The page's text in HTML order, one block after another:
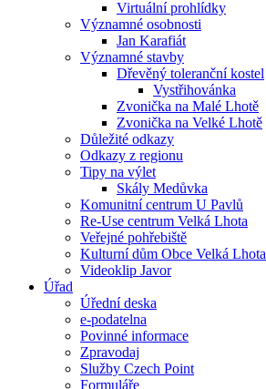
Virtuální prohlídky
Významné osobnosti
Jan Karafiát
Významné stavby
Dřevěný toleranční kostel
Vystřihovánka
Zvonička na Malé Lhotě
Zvonička na Velké Lhotě
Důležité odkazy
Odkazy z regionu
Tipy na výlet
Skály Medůvka
Komunitní centrum U Pavlů
Re-Use centrum Velká Lhota
Veřejné pohřebiště
Kulturní dům Obce Velká Lhota
Videoklip Javor
Úřad
Úřední deska
e-podatelna
Povinné informace
Zpravodaj
Služby Czech Point
Formuláře